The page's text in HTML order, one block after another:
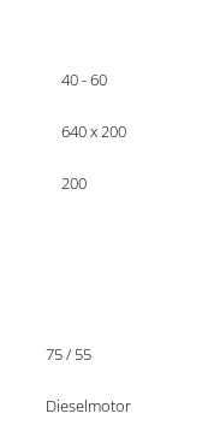
40 - 60
640 x 200
200
75 / 55
Dieselmotor